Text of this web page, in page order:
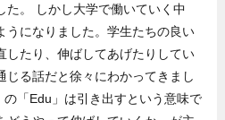
た。 しかし大学で働いていく中
うになりました。学生たちの良い
したり、伸ばしてあげたりしてい
じる話だと徐々にわかってきまし
「Edu」は引き出すという意味で